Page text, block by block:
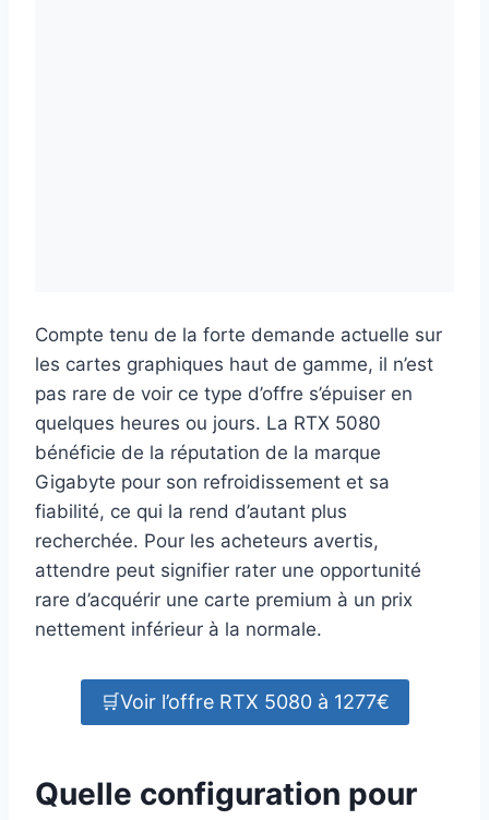
Compte tenu de la forte demande actuelle sur
les cartes graphiques haut de gamme, il n’est
pas rare de voir ce type d’offre s’épuiser en
quelques heures ou jours. La RTX 5080
bénéficie de la réputation de la marque
Gigabyte pour son refroidissement et sa
fiabilité, ce qui la rend d’autant plus
recherchée. Pour les acheteurs avertis,
attendre peut signifier rater une opportunité
rare d’acquérir une carte premium à un prix
nettement inférieur à la normale.
🛒Voir l’offre RTX 5080 à 1277€
Quelle configuration pour